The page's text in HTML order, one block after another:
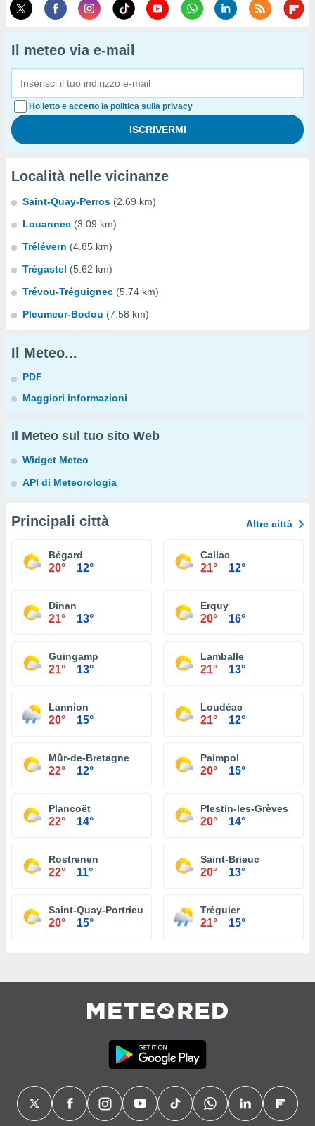
Il meteo via e-mail
Ho letto e accetto la politica sulla privacy
Località nelle vicinanze
Saint-Quay-Perros (2.69 km)
Louannec (3.09 km)
Trélévern (4.85 km)
Trégastel (5.62 km)
Trévou-Tréguignec (5.74 km)
Pleumeur-Bodou (7.58 km)
Il Meteo...
PDF
Maggiori informazioni
Il Meteo sul tuo sito Web
Widget Meteo
API di Meteorologia
Principali città Altre città
Bégard
20° 12°
Callac
21° 12°
Dinan
21° 13°
Erquy
20° 16°
Guingamp
21° 13°
Lamballe
21° 13°
Lannion
20° 15°
Loudéac
21° 12°
Mûr-de-Bretagne
22° 12°
Paimpol
20° 15°
Plancoët
22° 14°
Plestin-les-Grèves
20° 14°
Rostrenen
22° 11°
Saint-Brieuc
20° 13°
Saint-Quay-Portrieux
20° 15°
Tréguier
21° 15°